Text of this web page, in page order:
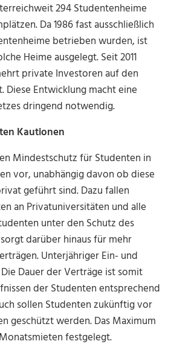
294 Studentenheime
Da 1986 fast ausschließlich
betrieben wurden, ist
Heime ausgelegt. Seit 2011
private Investoren auf den
Diese Entwicklung macht eine
dringend notwendig.
Kautionen
Mindestschutz für Studenten in
vor, unabhängig davon ob diese
geführt sind. Dazu fallen
an Privatuniversitäten und alle
unter den Schutz des
darüber hinaus für mehr
Unterjähriger Ein- und
Dauer der Verträge ist somit
der Studenten entsprechend
sollen Studenten zukünftig vor
geschützt werden. Das Maximum
festgelegt.